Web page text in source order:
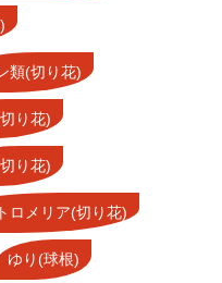
類(切り花)
り花)
り花)
ロメリア(切り花)
ゆり(球根)